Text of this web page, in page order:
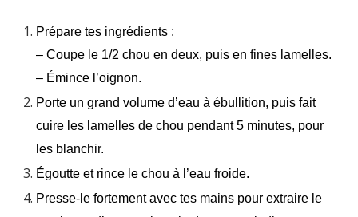
Prépare tes ingrédients :
– Coupe le 1/2 chou en deux, puis en fines lamelles.
– Émince l’oignon.
Porte un grand volume d’eau à ébullition, puis fait
cuire les lamelles de chou pendant 5 minutes, pour
les blanchir.
Égoutte et rince le chou à l’eau froide.
Presse-le fortement avec tes mains pour extraire le